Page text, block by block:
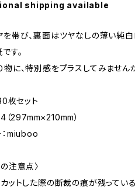
shipping available
を帯び、裏面はツヤなしの薄い純
す。
に、特別感をプラスしてみません
枚セット
（297mm×210mm）
：miuboo
注意点〉
ットした際の断裁の痕が残ってい